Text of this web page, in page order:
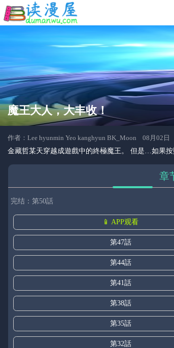
魔王大人，大丰收！
作者：Lee hyunmin Yeo kanghyun BK_Moon 08月02日
金藏哲某天穿越成遊戲中的終極魔王。 但是…如果
章
完结：第50話
📱 APP观看
第47話
第44話
第41話
第38話
第35話
第32話